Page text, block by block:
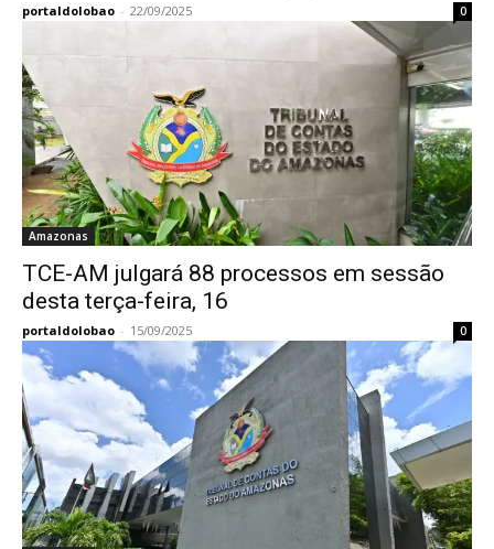
portaldolobao - 22/09/2025 0
Amazonas
TCE-AM julgará 88 processos em sessão
desta terça-feira, 16
portaldolobao - 15/09/2025 0